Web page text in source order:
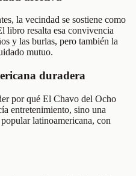
la vecindad se sostiene como
libro resalta esa convivencia
y las burlas, pero también la
mutuo.
duradera
por qué El Chavo del Ocho
entretenimiento, sino una
latinoamericana, con